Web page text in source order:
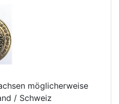
möglicherweise
/ Schweiz